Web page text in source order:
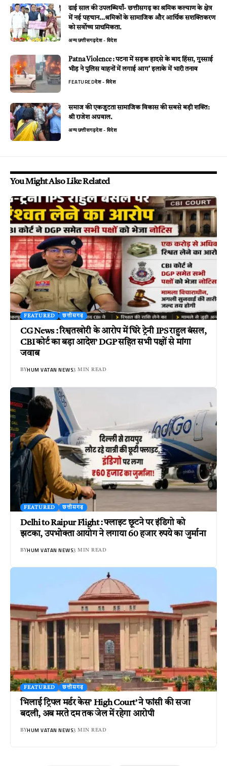
ढाई साल की उपलब्धियाँ- छत्तीसगढ़ का श्रमिक कल्याण के क्षेत्र
में नई पहचान…श्रमिकों के सामाजिक और आर्थिक सशक्तिकरण
को सर्वाेच्च प्राथमिकता.
अन्यछत्तीसगढ़देश - विदेश
Patna Violence : पटना में सड़क हादसे के बाद हिंसा, गुस्साई
भीड़ ने पुलिस वाहनों में लगाई आग’ इलाके में भारी तनाव
FEATUREDदेश - विदेश
समाज की एकजुटता सामाजिक विकास की सबसे बड़ी शक्ति:
श्री राजेश अग्रवाल.
अन्यछत्तीसगढ़देश - विदेश
You Might Also Like Related
FEATURED छत्तीसगढ़
CG News : रिश्वतखोरी के आरोप में घिरे ट्रेनी IPS राहुल बंसल,
CBI कोर्ट का बड़ा आदेश’ DGP सहित सभी पक्षों से मांगा
जवाब
BYHUM VATAN NEWS3 MIN READ
FEATURED छत्तीसगढ़
Delhi to Raipur Flight : फ्लाइट छूटने पर इंडिगो को
झटका, उपभोक्ता आयोग ने लगाया 60 हजार रुपये का जुर्माना
BYHUM VATAN NEWS3 MIN READ
FEATURED छत्तीसगढ़
भिलाई ट्रिपल मर्डर केस’ High Court’ ने फांसी की सजा
बदली, अब मरते दम तक जेल में रहेगा आरोपी
BYHUM VATAN NEWS3 MIN READ